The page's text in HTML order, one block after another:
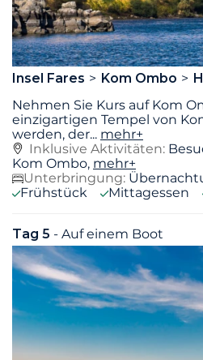
Insel Fares Kom Ombo
Nehmen Sie Kurs auf Kom
einzigartigen Tempel von
werden, der... mehr+
Inklusive Aktivitäten:
Kom Ombo, mehr+
Unterbringung:
Frühstück
Mittagessen
Tag 5 - Auf einem Boot